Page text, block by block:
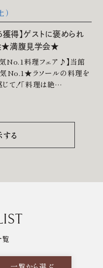
2022
曜日定休）
）
獲得】ゲストに褒められ
★満腹見学会★
気No.1料理フェア♪】当館
No.1★ラソールの料理を
じて！「料理は絶…
する
覧